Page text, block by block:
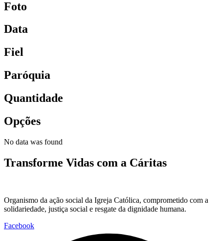
Foto
Data
Fiel
Paróquia
Quantidade
Opções
No data was found
Transforme Vidas com a Cáritas
Organismo da ação social da Igreja Católica, comprometido com a
solidariedade, justiça social e resgate da dignidade humana.
Facebook